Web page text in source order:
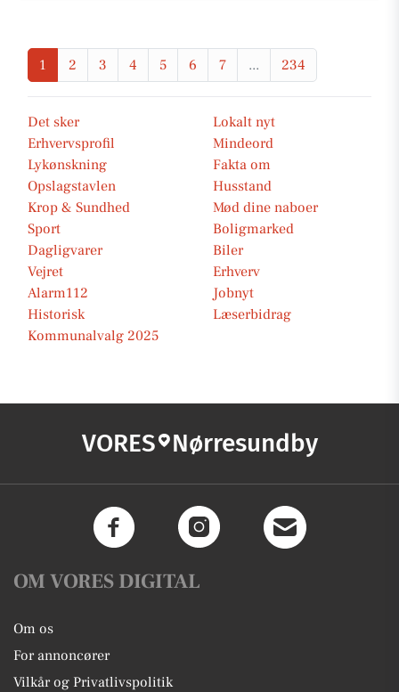
1 2 3 4 5 6 7 ... 234
Det sker
Lokalt nyt
Erhvervsprofil
Mindeord
Lykønskning
Fakta om
Opslagstavlen
Husstand
Krop & Sundhed
Mød dine naboer
Sport
Boligmarked
Dagligvarer
Biler
Vejret
Erhverv
Alarm112
Jobnyt
Historisk
Læserbidrag
Kommunalvalg 2025
VORES Nørresundby
OM VORES DIGITAL
Om os
For annoncører
Vilkår og Privatlivspolitik